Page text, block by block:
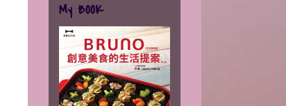
My BOOK